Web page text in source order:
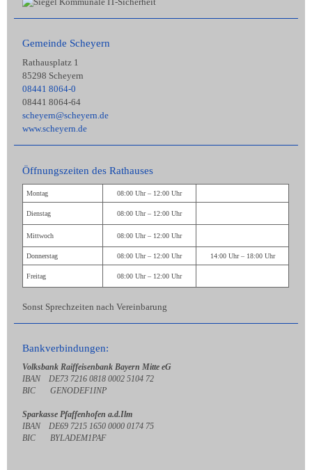
Gemeinde Scheyern
Rathausplatz 1
85298 Scheyern
08441 8064-0
08441 8064-64
scheyern@scheyern.de
www.scheyern.de
Öffnungszeiten des Rathauses
Montag 08:00 Uhr – 12:00 Uhr
Dienstag 08:00 Uhr – 12:00 Uhr
Mittwoch 08:00 Uhr – 12:00 Uhr
Donnerstag 08:00 Uhr – 12:00 Uhr 14:00 Uhr – 18:00 Uhr
Freitag 08:00 Uhr – 12:00 Uhr
Sonst Sprechzeiten nach Vereinbarung
Bankverbindungen:
Volksbank Raiffeisenbank Bayern Mitte eG
IBAN DE73 7216 0818 0002 5104 72
BIC GENODEF1INP
Sparkasse Pfaffenhofen a.d.Ilm
IBAN DE69 7215 1650 0000 0174 75
BIC BYLADEM1PAF